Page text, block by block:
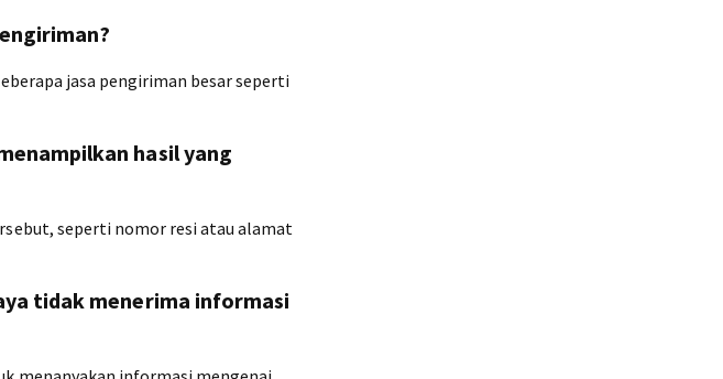
jasa pengiriman besar seperti
hasil yang
seperti nomor resi atau alamat
tidak menerima informasi